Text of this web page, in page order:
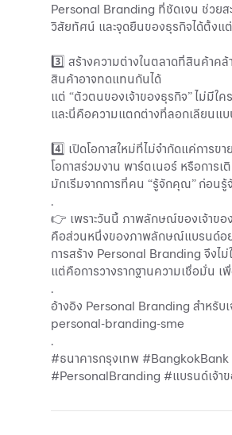
Personal Branding ที่ชัดเจน ช่วย
วิสัยทัศน์ และจุดยืนของธุรกิจได้ตั้ง
3️⃣ สร้างความต่างในตลาดที่สินค้าคล้
สินค้าอาจทดแทนกันได้
แต่ “ตัวตนของเจ้าของธุรกิจ” ไม่มีใค
และนี่คือความแตกต่างที่ลอกเลียนแบ
4️⃣ เปิดโอกาสใหม่ที่ไม่จำกัดแค่การขาย
โอกาสร่วมงาน พาร์ตเนอร์ หรือการเ
มักเริ่มจากการที่คน “รู้จักคุณ” ก่อนรู้
.
👉 เพราะวันนี้ ภาพลักษณ์ของเจ้าขอ
คือส่วนหนึ่งของภาพลักษณ์แบรนด์อย่
การสร้าง Personal Branding จึงไม่
แต่คือการวางรากฐานความเชื่อมั่น เ
.
อ้างอิง Personal Branding สําหรับ
personal-branding-sme
.
#ธนาคารกรุงเทพ
#PersonalBranding #แบรนด์เจ้า